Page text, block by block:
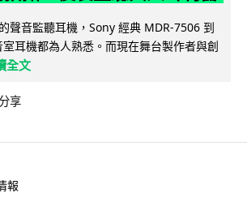
聲音監聽耳機，Sony 經典 MDR-7506 到
耳機都為人熟悉。而現在舞台製作者與創
全文
享
報